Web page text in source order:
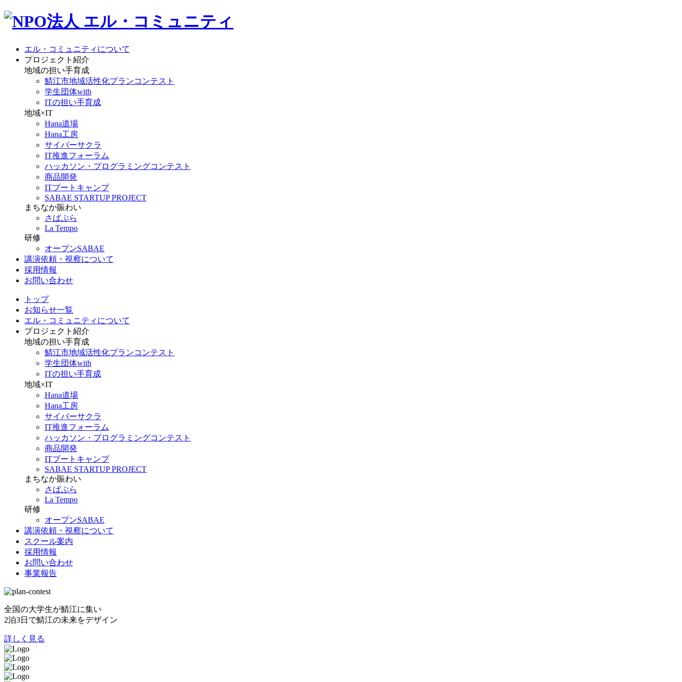
エル・コミュニティについて
プロジェクト紹介
地域の担い手育成
鯖江市地域活性化プランコンテスト
学生団体with
ITの担い手育成
地域×IT
Hana道場
Hana工房
サイバーサクラ
IT推進フォーラム
ハッカソン・プログラミングコンテスト
商品開発
ITブートキャンプ
SABAE STARTUP PROJECT
まちなか賑わい
さばぷら
La Tempo
研修
オープンSABAE
講演依頼・視察について
採用情報
お問い合わせ
トップ
お知らせ一覧
エル・コミュニティについて
プロジェクト紹介
地域の担い手育成
鯖江市地域活性化プランコンテスト
学生団体with
ITの担い手育成
地域×IT
Hana道場
Hana工房
サイバーサクラ
IT推進フォーラム
ハッカソン・プログラミングコンテスト
商品開発
ITブートキャンプ
SABAE STARTUP PROJECT
まちなか賑わい
さばぷら
La Tempo
研修
オープンSABAE
講演依頼・視察について
スクール案内
採用情報
お問い合わせ
事業報告
全国の大学生が鯖江に集い
2泊3日で鯖江の未来をデザイン
詳しく見る